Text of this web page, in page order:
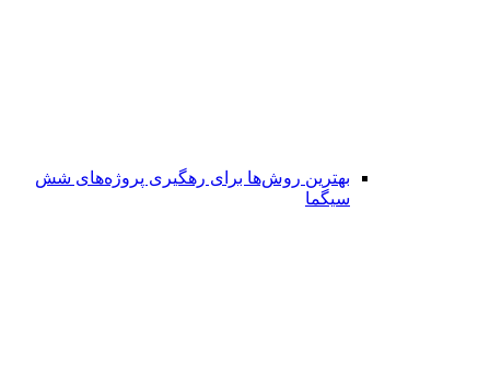
بهترین روش‌ها برای رهگیری پروژه‌های شش
سیگما